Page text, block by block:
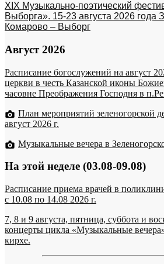
XIX Музыкально-поэтический
Выборга». 15-23 августа 2026 года
Комарово – Выборг
Август 2026
Расписание богослужений на август
церкви в честь Казанской иконы
часовне Преображения Господня в
План мероприятий зеленогорской
август 2026 г.
Музыкальные вечера в
На этой неделе (03.08-09.08)
Расписание приема врачей в
c 10.08 по 14.08 2026 г.
7, 8 и 9 августа, пятница, суббота и
концерты цикла «Музыкальные
кирхе.